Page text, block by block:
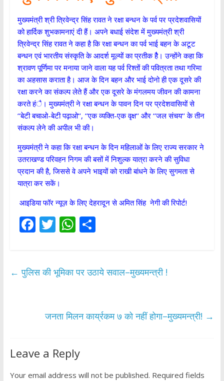
मुख्यमंत्री श्री त्रिवेन्द्र सिंह रावत ने रक्षा बन्धन के पर्व पर प्रदेशवासियों
को हार्दिक शुभकामनाएं दी हैं। अपने बधाई संदेश में मुख्यमंत्री श्री
त्रिवेन्द्र सिंह रावत ने कहा है कि रक्षा बन्धन का पर्व भाई बहन के अटूट
बन्धन एवं भारतीय संस्कृति के आदर्श मूल्यों का प्रतीक हैै। उन्होंने कहा कि
श्रावण पूर्णिमा पर मनाया जाने वाला यह पर्व रिश्तों की पवित्रता तथा गरिमा
का अहसास कराता है। आज के दिन बहन और भाई दोनो ही एक दूसरे की
रक्षा करने का संकल्प लेते हैं और एक दूसरे के मंगलमय जीवन की कामना
करते हंै। मुख्यमंत्री ने रक्षा बन्धन के पावन दिन पर प्रदेशवासियों से
‘‘बेटी बचाओ-बेटी पढ़ाओ‘‘, ‘‘एक व्यक्ति-एक वृक्ष‘‘ और ‘‘जल संचय‘‘ के तीन
संकल्प लेने की अपील भी की।
मुख्यमंत्री ने कहा कि रक्षा बन्धन के दिन महिलाओं के लिए राज्य सरकार ने
उतराखण्ड परिवहन निगम की बसों में निशुल्क यात्रा करने की सुविधा
प्रदान की है, जिससे वे अपने भाइयों को राखी बांधने के लिए सुगमता से
यात्रा कर सकें।
आइडिया फॉर न्यूज़ के लिए देहरादून से अमित सिंह नेगी की रिपोर्ट!
F
b
T
er
W
s
p
S
e
← पुलिस की भूमिका पर उठाये सवाल–मुख्यमन्त्री !
जनता मिलन कार्य्रकम ७ को नहीं होगा–मुख्यमन्त्री! →
Leave a Reply
Your email address will not be published. Required fields